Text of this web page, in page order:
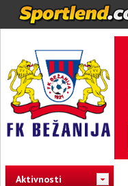
Aktivnosti